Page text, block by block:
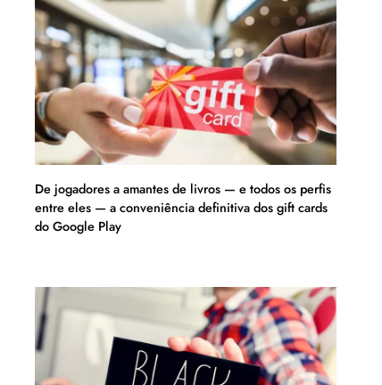
De jogadores a amantes de livros — e todos os perfis
entre eles — a conveniência definitiva dos gift cards
do Google Play